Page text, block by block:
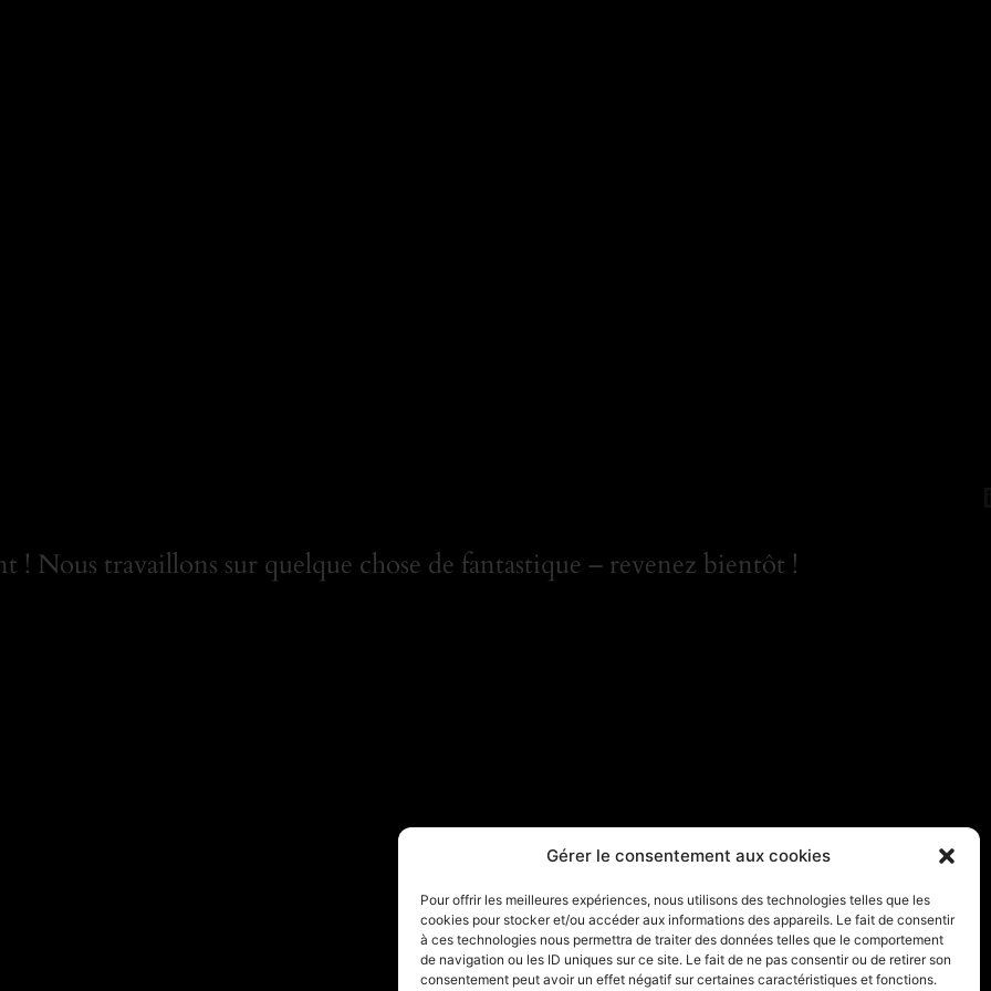
Gérer le consentement aux cookies
Pour offrir les meilleures expériences, nous utilisons des technologies telles que les
cookies pour stocker et/ou accéder aux informations des appareils. Le fait de consentir
à ces technologies nous permettra de traiter des données telles que le comportement
de navigation ou les ID uniques sur ce site. Le fait de ne pas consentir ou de retirer son
consentement peut avoir un effet négatif sur certaines caractéristiques et fonctions.
! Nous travaillons sur quelque chose de fantastique – revenez bientôt !